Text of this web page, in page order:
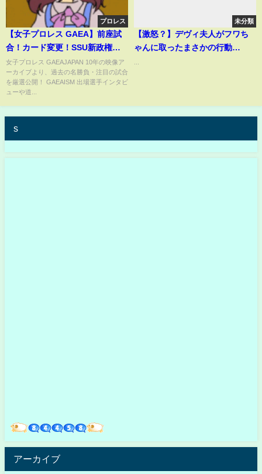
プロレス
【女子プロレス GAEA】前座試
合！カード変更！SSU新政権や
りたい放題！ 1999年4月25日 後
楽園ホール
女子プロレス GAEAJAPAN 10年の映像ア
ーカイブより、過去の名勝負・注目の試合
を厳選公開！ GAEAISM 出場選手インタビ
ューや道...
未分類
【激怒？】デヴィ夫人がフワち
ゃんに取ったまさかの行動
s
アーカイブ